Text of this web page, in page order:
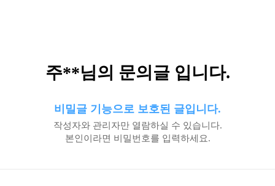
주**님의 문의글 입니다.
비밀글 기능으로 보호된 글입니다.
작성자와 관리자만 열람하실 수 있습니다.
본인이라면 비밀번호를 입력하세요.